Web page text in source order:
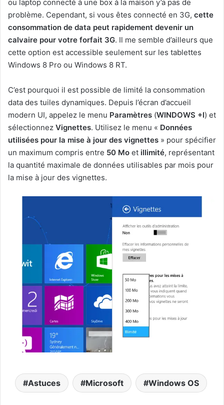
ou laptop connecté à une box à la maison y’a pas de
problème. Cependant, si vous êtes connecté en 3G, cette
consommation de data peut rapidement devenir un
calvaire pour votre forfait 3G. Il me semble d’ailleurs que
cette option est accessible seulement sur les tablettes
Windows 8 Pro ou Windows 8 RT.
C’est pourquoi il est possible de limité la consommation
data des tuiles dynamiques. Depuis l’écran d’accueil
modern UI, appelez le menu Paramètres (WINDOWS +I) et
sélectionnez Vignettes. Utilisez le menu « Données
utilisées pour la mise à jour des vignettes » pour spécifier
un maximum compris entre 50 Mo et illimité, représentant
la quantité maximale de données utilisables par mois pour
la mise à jour des vignettes.
Astuces Microsoft Windows OS